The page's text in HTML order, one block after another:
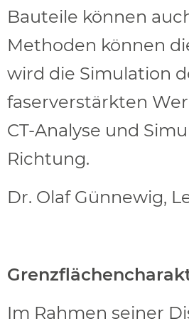
Bauteile können
Methoden können
wird die Simulation
faserverstärkten
CT-Analyse und
Richtung.
Dr. Olaf Günnewig,
Im Rahmen seiner